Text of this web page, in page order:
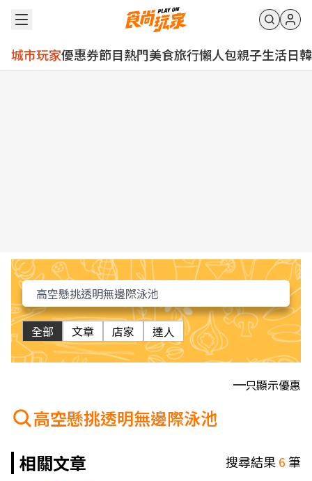
城市玩家優惠券節目熱門美食旅行懶人包親子生活日韓
全部 文章 店家 達人
只顯示優惠
高空懸挑透明無邊際泳池
相關文章
搜尋結果6筆